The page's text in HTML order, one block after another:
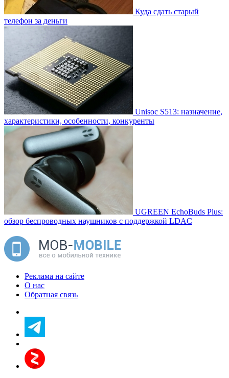
Куда сдать старый
телефон за деньги
Unisoc S513: назначение,
характеристики, особенности, конкуренты
UGREEN EchoBuds Plus:
обзор беспроводных наушников с поддержкой LDAC
Реклама на сайте
О нас
Обратная связь